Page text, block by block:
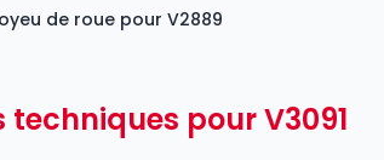
de roue pour V2889
techniques pour V3091